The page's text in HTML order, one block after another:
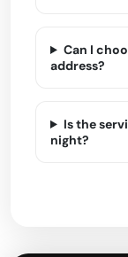
Can I
address?
Is the
night?